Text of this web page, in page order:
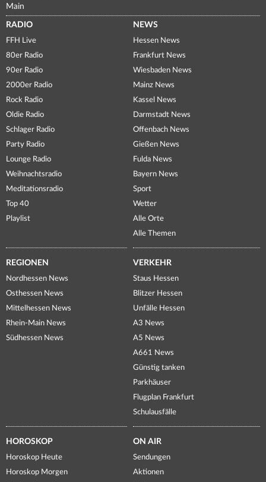
Main
RADIO
FFH Live
80er Radio
90er Radio
2000er Radio
Rock Radio
Oldie Radio
Schlager Radio
Party Radio
Lounge Radio
Weihnachtsradio
Meditationsradio
Top 40
Playlist
NEWS
Hessen News
Frankfurt News
Wiesbaden News
Mainz News
Kassel News
Darmstadt News
Offenbach News
Gießen News
Fulda News
Bayern News
Sport
Wetter
Alle Orte
Alle Themen
REGIONEN
Nordhessen News
Osthessen News
Mittelhessen News
Rhein-Main News
Südhessen News
VERKEHR
Staus Hessen
Blitzer Hessen
Unfälle Hessen
A3 News
A5 News
A661 News
Günstig tanken
Parkhäuser
Flugplan Frankfurt
Schulausfälle
HOROSKOP
Horoskop Heute
Horoskop Morgen
ON AIR
Sendungen
Aktionen